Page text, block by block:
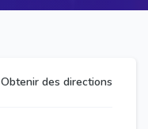
Obtenir des directions